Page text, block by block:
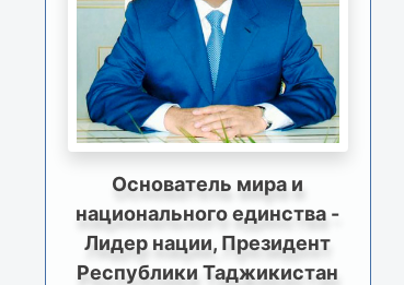
Основатель мира и
национального единства -
Лидер нации, Президент
Республики Таджикистан